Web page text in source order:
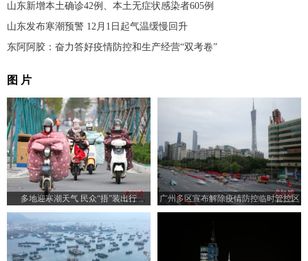
山东新增本土确诊42例、本土无症状感染者605例
山东发布寒潮预警 12月1日起气温缓慢回升
东阿阿胶：奋力答好疫情防控和生产经营“双考卷”
图 片
多地迎寒潮天气 民众“捂”装出行 广州多区宣布解除疫情防控临时管控区